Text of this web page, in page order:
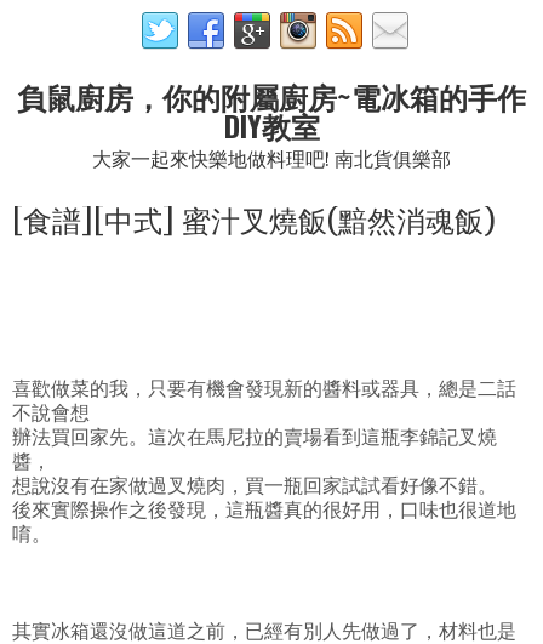
負鼠廚房，你的附屬廚房~電冰箱的手作
DIY教室
大家一起來快樂地做料理吧! 南北貨俱樂部
[食譜][中式] 蜜汁叉燒飯(黯然消魂飯)
喜歡做菜的我，只要有機會發現新的醬料或器具，總是二話
不說會想
辦法買回家先。這次在馬尼拉的賣場看到這瓶李錦記叉燒
醬，
想說沒有在家做過叉燒肉，買一瓶回家試試看好像不錯。
後來實際操作之後發現，這瓶醬真的很好用，口味也很道地
唷。
其實冰箱還沒做這道之前，已經有別人先做過了，材料也是